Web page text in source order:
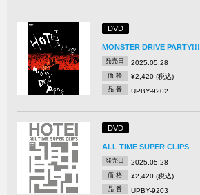
DVD
MONSTER DRIVE PARTY!!!
発売日 2025.05.28
価 格 ¥2,420 (税込)
品 番 UPBY-9202
DVD
ALL TIME SUPER CLIPS
発売日 2025.05.28
価 格 ¥2,420 (税込)
品 番 UPBY-9203